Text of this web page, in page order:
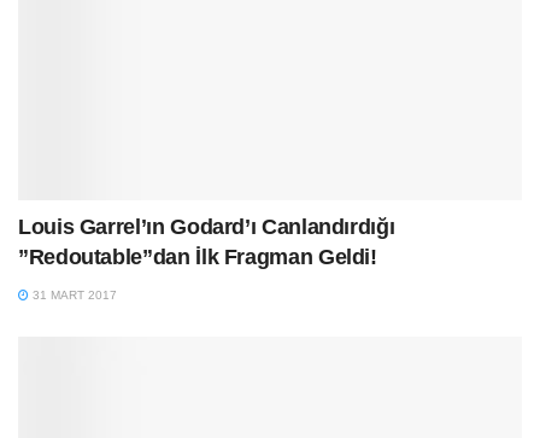
Louis Garrel’ın Godard’ı Canlandırdığı
”Redoutable”dan İlk Fragman Geldi!
31 MART 2017